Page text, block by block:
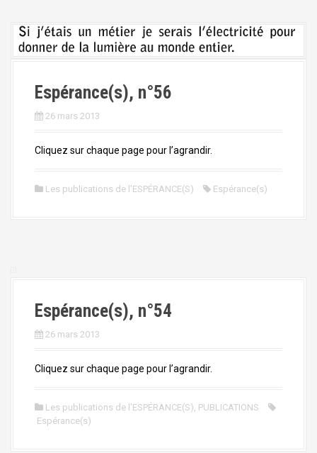
Espérance(s), n°56
26 mars 2013
Cliquez sur chaque page pour l’agrandir.
Les publications de l'ESPÉRANCE(S) Espérance(s)
Espérance(s), n°54
26 mars 2013
Cliquez sur chaque page pour l’agrandir.
Les publications de l'ESPÉRANCE(S) PUBLICATIONS
Espérance(s)